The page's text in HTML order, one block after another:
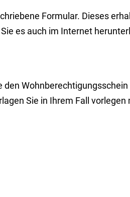
Formular. Dieses
es auch im Internet
Sie in Ihrem Fall vorlegen